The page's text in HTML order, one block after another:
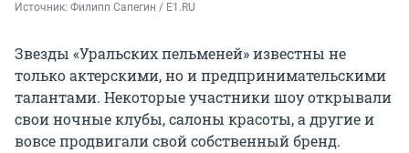
Источник: Филипп Сапегин / E1.RU
Звезды «Уральских пельменей» известны не
только актерскими, но и предпринимательскими
талантами. Некоторые участники шоу открывали
свои ночные клубы, салоны красоты, а другие и
вовсе продвигали свой собственный бренд.